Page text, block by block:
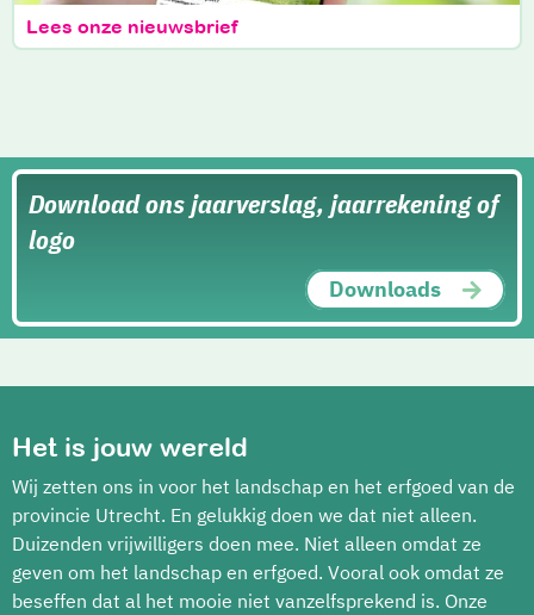
Lees onze nieuwsbrief
Download ons jaarverslag, jaarrekening of
logo
Downloads
Het is jouw wereld
Wij zetten ons in voor het landschap en het erfgoed van de
provincie Utrecht. En gelukkig doen we dat niet alleen.
Duizenden vrijwilligers doen mee. Niet alleen omdat ze
geven om het landschap en erfgoed. Vooral ook omdat ze
beseffen dat al het mooie niet vanzelfsprekend is. Onze